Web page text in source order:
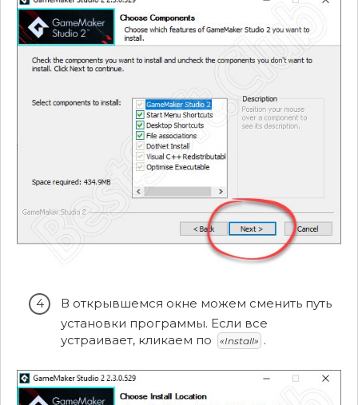
В открывшемся окне можем сменить путь
установки программы. Если все
устраивает, кликаем по
«Install» .